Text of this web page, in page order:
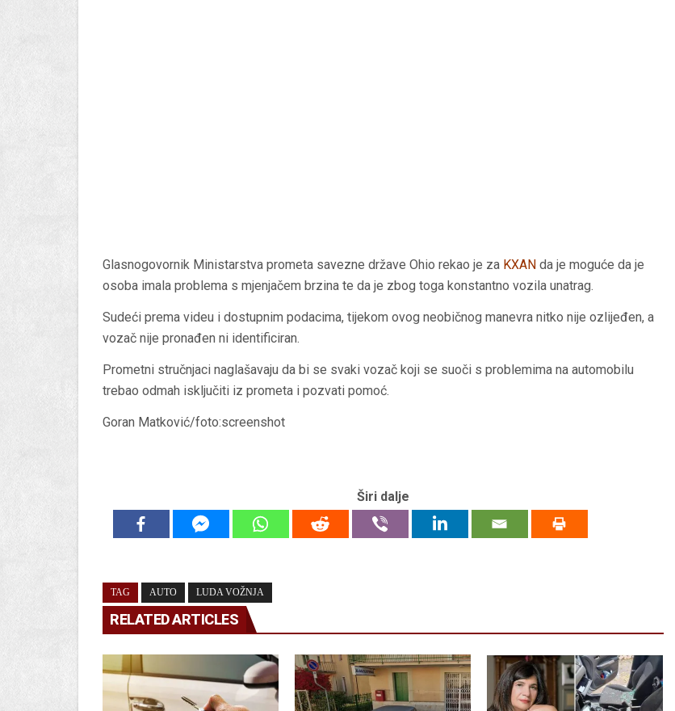
Glasnogovornik Ministarstva prometa savezne države Ohio rekao je za KXAN da je moguće da je
osoba imala problema s mjenjačem brzina te da je zbog toga konstantno vozila unatrag.
Sudeći prema videu i dostupnim podacima, tijekom ovog neobičnog manevra nitko nije ozlijeđen, a
vozač nije pronađen ni identificiran.
Prometni stručnjaci naglašavaju da bi se svaki vozač koji se suoči s problemima na automobilu
trebao odmah isključiti iz prometa i pozvati pomoć.
Goran Matković/foto:screenshot
Širi dalje
TAG AUTO LUDA VOŽNJA
RELATED ARTICLES